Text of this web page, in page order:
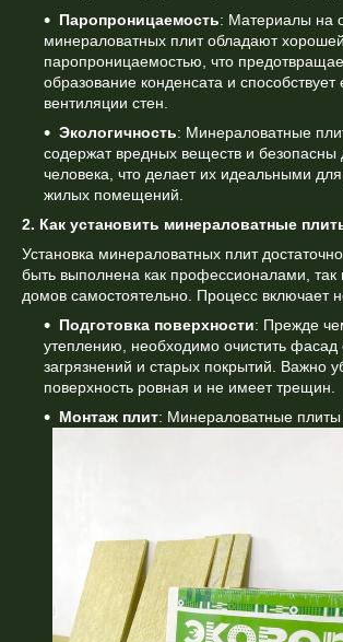
Паропроницаемость: Материалы на
минераловатных плит обладают хорошей
паропроницаемостью, что
образование конденсата и способствует
вентиляции стен.
Экологичность: Минераловатные
содержат вредных веществ и безопасны
человека, что делает их идеальными
жилых помещений.
2. Как установить минераловатные
Установка минераловатных плит
быть выполнена как профессионалами, так
домов самостоятельно. Процесс включает
Подготовка поверхности: Прежде
утеплению, необходимо очистить фасад
загрязнений и старых покрытий. Важно
поверхность ровная и не имеет трещин.
Монтаж плит: Минераловатные